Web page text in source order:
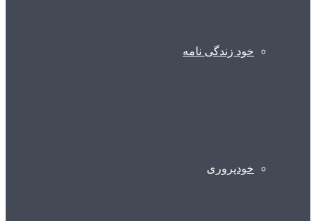
خود زندگی نامه
خودپروری